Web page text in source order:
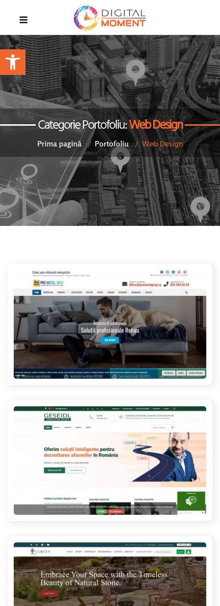
Categorie Portofoliu:Web Design
Prima pagină Portofoliu Web Design
proinstalgrup.ro
geseidl.ro
Open toolbar